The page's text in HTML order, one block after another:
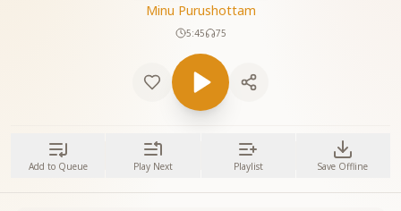
Minu Purushottam
5:45 75
Add to Queue Play Next Playlist Save Offline